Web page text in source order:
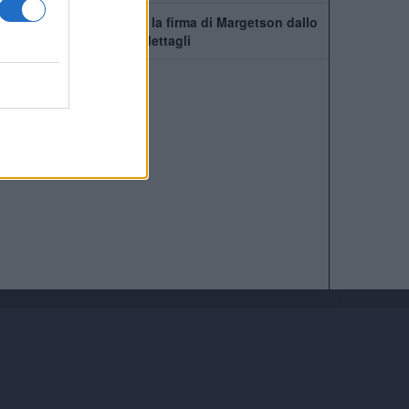
Manchester United, c'è la firma di Margetson dallo
Swansea: annuncio e dettagli